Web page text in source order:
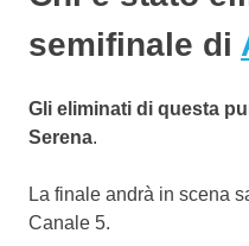
semifinale di
Gli eliminati di questa
Serena.
La finale andrà in scena
Canale 5.